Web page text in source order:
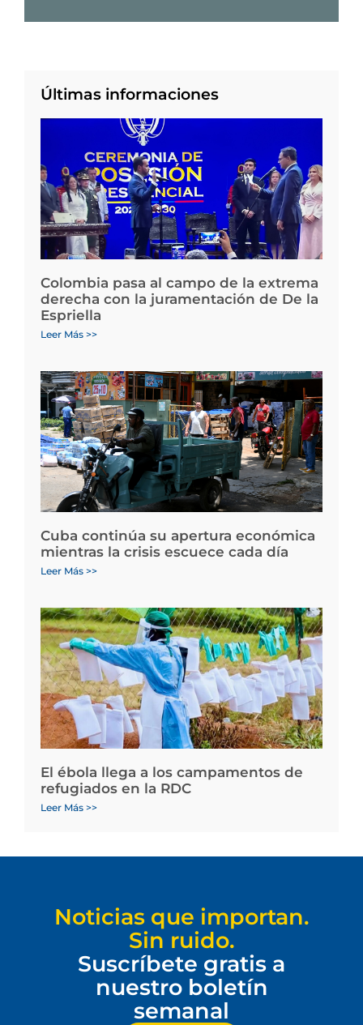
Últimas informaciones
Colombia pasa al campo de la extrema
derecha con la juramentación de De la
Espriella
Leer Más >>
Cuba continúa su apertura económica
mientras la crisis escuece cada día
Leer Más >>
El ébola llega a los campamentos de
refugiados en la RDC
Leer Más >>
Noticias que importan.
Sin ruido.
Suscríbete gratis a
nuestro boletín
semanal